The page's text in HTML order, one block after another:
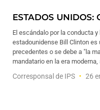
ESTADOS
El escándalo por la conducta
estadounidense Bill Clinton
precedentes o se debe a "la
mandatario en la era
Corresponsal de IPS 26